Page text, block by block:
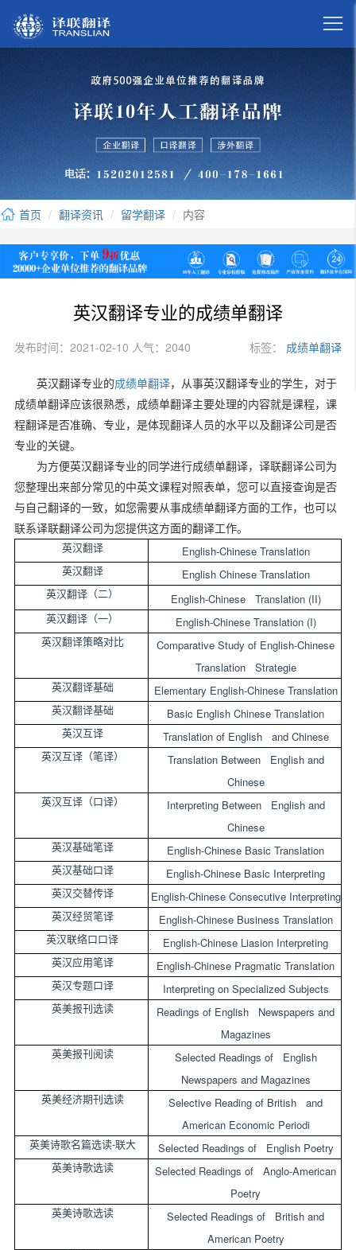

首页 翻译资讯 留学翻译 内容
英汉翻译专业的成绩单翻译
发布时间：2021-02-10 人气：2040 标签： 成绩单翻译
英汉翻译专业的成绩单翻译，从事英汉翻译专业的学生，对于
成绩单翻译应该很熟悉，成绩单翻译主要处理的内容就是课程，课
程翻译是否准确、专业，是体现翻译人员的水平以及翻译公司是否
专业的关键。
为方便英汉翻译专业的同学进行成绩单翻译，译联翻译公司为
您整理出来部分常见的中英文课程对照表单，您可以直接查询是否
与自己翻译的一致，如您需要从事成绩单翻译方面的工作，也可以
联系译联翻译公司为您提供这方面的翻译工作。
英汉翻译
English-Chinese Translation
英汉翻译 English Chinese Translation
英汉翻译（二） English-Chinese Translation (II)
英汉翻译（一） English-Chinese Translation (I)
英汉翻译策略对比
Comparative Study of English-Chinese
Translation Strategie
英汉翻译基础 Elementary English-Chinese Translation
英汉翻译基础 Basic English Chinese Translation
英汉互译 Translation of English and Chinese
英汉互译（笔译）
Translation Between English and
Chinese
英汉互译（口译）
Interpreting Between English and
Chinese
英汉基础笔译 English-Chinese Basic Translation
英汉基础口译 English-Chinese Basic Interpreting
英汉交替传译 English-Chinese Consecutive Interpreting
英汉经贸笔译 English-Chinese Business Translation
英汉联络口口译 English-Chinese Liasion Interpreting
英汉应用笔译 English-Chinese Pragmatic Translation
英汉专题口译 Interpreting on Specialized Subjects
英美报刊选读
Readings of English Newspapers and
Magazines
英美报刊阅读
Selected Readings of English
Newspapers and Magazines
英美经济期刊选读
Selective Reading of British and
American Economic Periodi
英美诗歌名篇选读-联大 Selected Readings of English Poetry
英美诗歌选读
Selected Readings of Anglo-American
Poetry
英美诗歌选读
Selected Readings of British and
American Poetry